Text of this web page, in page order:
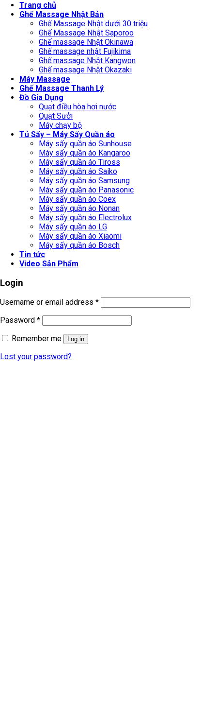
Trang chủ
Ghế Massage Nhật Bản
Ghế Massage Nhật dưới 30 triệu
Ghế Massage Nhật Saporoo
Ghế massage Nhật Okinawa
Ghế massage nhật Fujikima
Ghế massage Nhật Kangwon
Ghế massage Nhật Okazaki
Máy Massage
Ghế Massage Thanh Lý
Đồ Gia Dụng
Quạt điều hòa hơi nước
Quạt Sưởi
Máy chạy bộ
Tủ Sấy – Máy Sấy Quần áo
Máy sấy quần áo Sunhouse
Máy sấy quần áo Kangaroo
Máy sấy quần áo Tiross
Máy sấy quần áo Saiko
Máy sấy quần áo Samsung
Máy sấy quần áo Panasonic
Máy sấy quần áo Coex
Máy sấy quần áo Nonan
Máy sấy quần áo Electrolux
Máy sấy quần áo LG
Máy sấy quần áo Xiaomi
Máy sấy quần áo Bosch
Tin tức
Video Sản Phẩm
Login
Username or email address *
Password *
Remember me
Log in
Lost your password?